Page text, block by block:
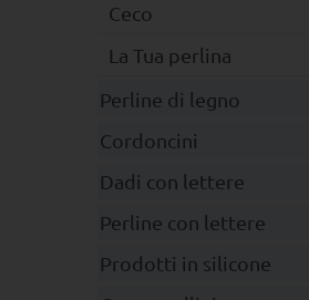
Ceco
La Tua perlina
Perline di legno
Cordoncini
Dadi con lettere
Perline con lettere
Prodotti in silicone